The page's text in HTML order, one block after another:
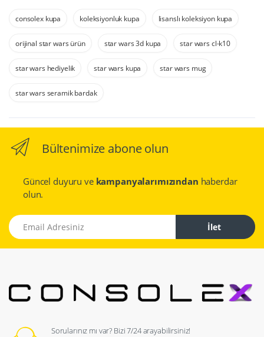
consolex kupa koleksiyonluk kupa lisanslı koleksiyon kupa
orijinal star wars ürün star wars 3d kupa star wars cl-k10
star wars hediyelik star wars kupa star wars mug
star wars seramik bardak
Bültenimize abone olun
Güncel duyuru ve kampanyalarımızından haberdar
olun.
Email Adresiniz
İlet
Sorularınız mı var? Bizi 7/24 arayabilirsiniz!